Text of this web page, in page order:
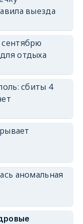
выезда
отдыха
сбиты 4
аномальная